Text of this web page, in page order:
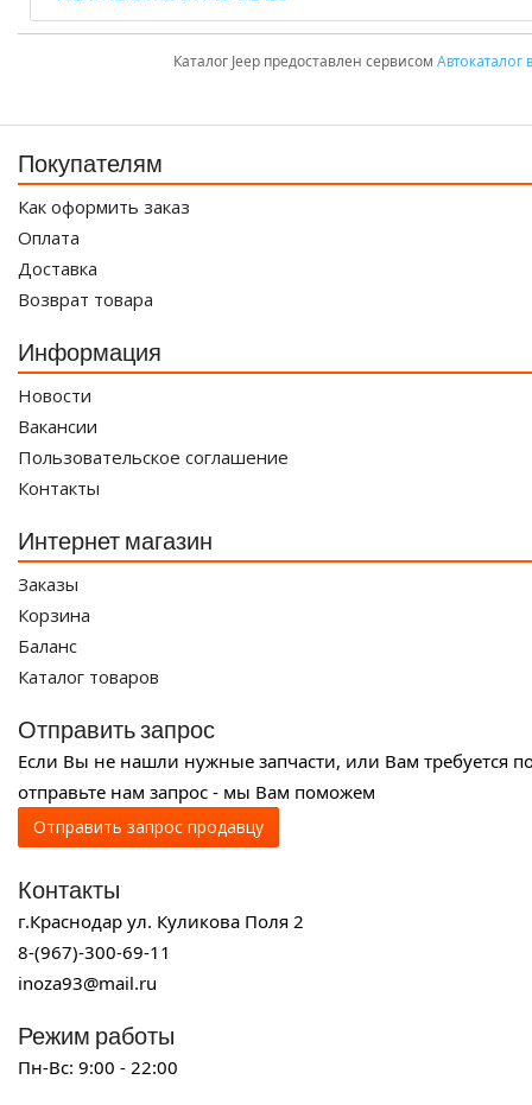
Каталог Jeep предоставлен сервисом Автокаталог
Покупателям
Как оформить заказ
Оплата
Доставка
Возврат товара
Информация
Новости
Вакансии
Пользовательское соглашение
Контакты
Интернет магазин
Заказы
Корзина
Баланс
Каталог товаров
Отправить запрос
Если Вы не нашли нужные запчасти, или Вам требуется
отправьте нам запрос - мы Вам поможем
Отправить запрос продавцу
Контакты
г.Краснодар ул. Куликова Поля 2
8-(967)-300-69-11
inoza93@mail.ru
Режим работы
Пн-Вс: 9:00 - 22:00